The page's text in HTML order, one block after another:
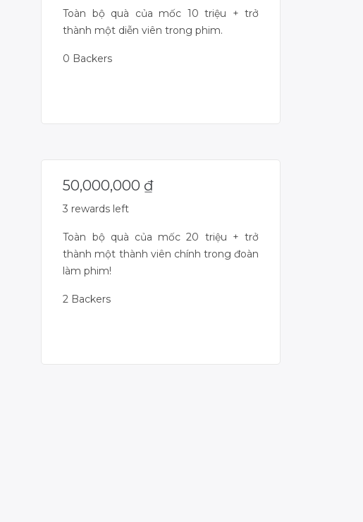
Toàn bộ quà của mốc 10 triệu + trở
thành một diễn viên trong phim.
0 Backers
50,000,000 ₫
3 rewards left
Toàn bộ quà của mốc 20 triệu + trở
thành một thành viên chính trong đoàn
làm phim!
2 Backers